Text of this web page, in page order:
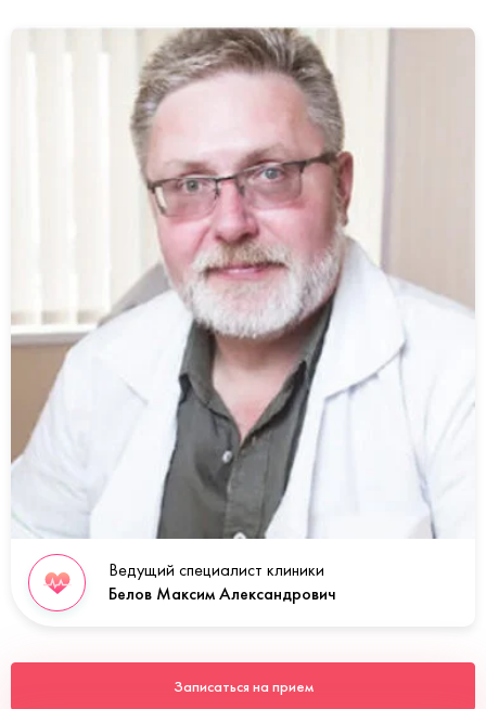
Ведущий специалист клиники
Белов Максим Александрович
Записаться на прием